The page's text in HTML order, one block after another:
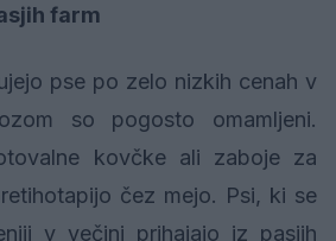
farm
pse po zelo nizkih cenah v
so pogosto omamljeni.
kovčke ali zaboje za
čez mejo. Psi, ki se
v večini prihajajo iz pasjih